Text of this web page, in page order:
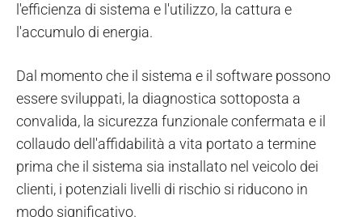
l'efficienza di sistema e l'utilizzo, la cattura e
l'accumulo di energia.
Dal momento che il sistema e il software possono
essere sviluppati, la diagnostica sottoposta a
convalida, la sicurezza funzionale confermata e il
collaudo dell'affidabilità a vita portato a termine
prima che il sistema sia installato nel veicolo dei
clienti, i potenziali livelli di rischio si riducono in
modo significativo.